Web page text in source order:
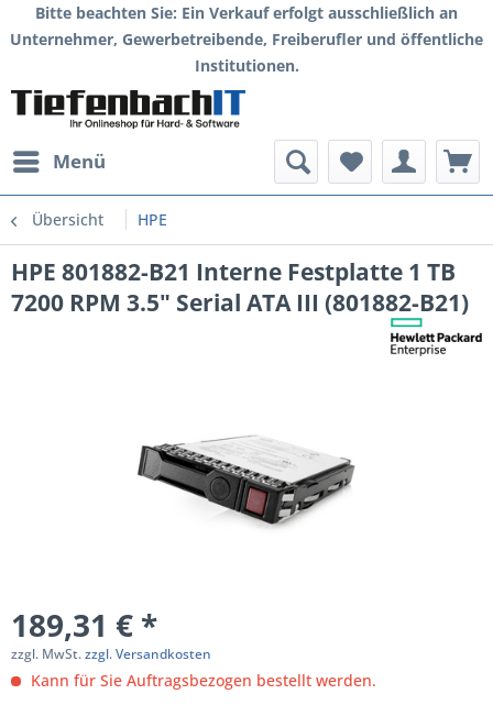
Bitte beachten Sie: Ein Verkauf erfolgt ausschließlich an
Unternehmer, Gewerbetreibende, Freiberufler und öffentliche
Institutionen.
Menü
Übersicht HPE
HPE 801882-B21 Interne Festplatte 1 TB
7200 RPM 3.5" Serial ATA III (801882-B21)
189,31 € *
zzgl. MwSt.zzgl. Versandkosten
Kann für Sie Auftragsbezogen bestellt werden.